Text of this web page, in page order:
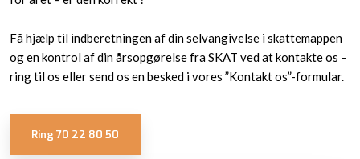
Få hjælp til indberetningen af din selvangivelse i skattemappen
og en kontrol af din årsopgørelse fra SKAT ved at kontakte os –
ring til os eller send os en besked i vores ”Kontakt os”-formular.​
Ring 70 22 80 50​